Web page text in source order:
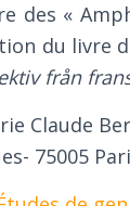
des «
du livre
från
Claude
75005